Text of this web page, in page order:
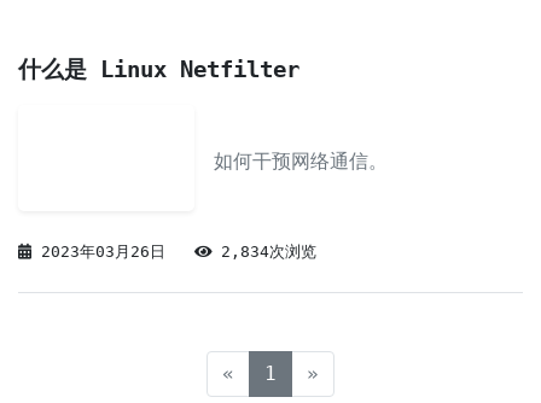
什么是 Linux Netfilter
如何干预网络通信。
2023年03月26日 2,834次浏览
« 1 (current)
»